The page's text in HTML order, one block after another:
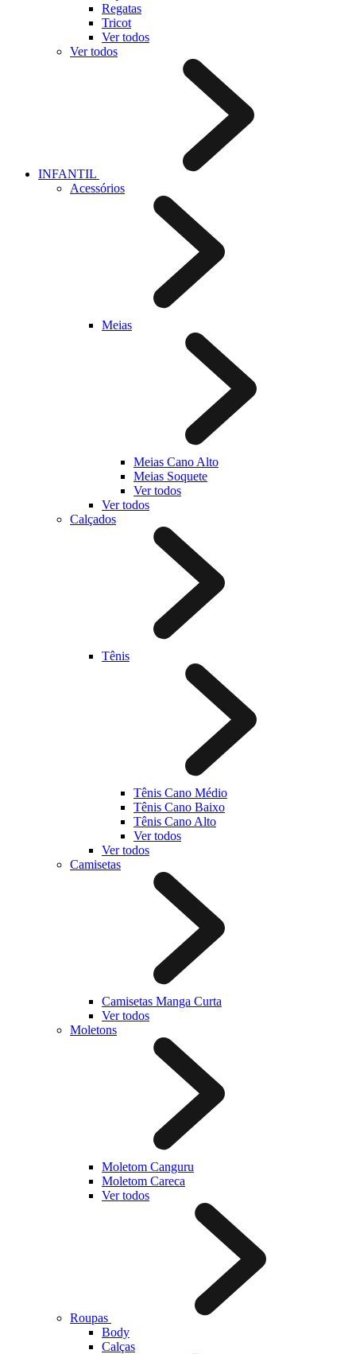
Regatas
Tricot
Ver todos
Ver todos
INFANTIL
Acessórios
Meias
Meias Cano Alto
Meias Soquete
Ver todos
Ver todos
Calçados
Tênis
Tênis Cano Médio
Tênis Cano Baixo
Tênis Cano Alto
Ver todos
Ver todos
Camisetas
Camisetas Manga Curta
Ver todos
Moletons
Moletom Canguru
Moletom Careca
Ver todos
Roupas
Body
Calças